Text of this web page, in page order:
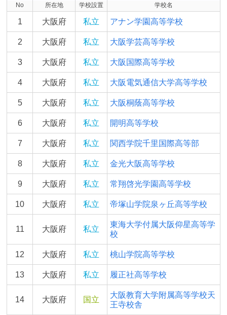
No 所在地 学校設置 学校名
1 大阪府 私立 アナン学園高等学校
2 大阪府 私立 大阪学芸高等学校
3 大阪府 私立 大阪国際高等学校
4 大阪府 私立 大阪電気通信大学高等学校
5 大阪府 私立 大阪桐蔭高等学校
6 大阪府 私立 開明高等学校
7 大阪府 私立 関西学院千里国際高等部
8 大阪府 私立 金光大阪高等学校
9 大阪府 私立 常翔啓光学園高等学校
10 大阪府 私立 帝塚山学院泉ヶ丘高等学校
11 大阪府 私立
東海大学付属大阪仰星高等学
校
12 大阪府 私立 桃山学院高等学校
13 大阪府 私立 履正社高等学校
14 大阪府 国立
大阪教育大学附属高等学校天
王寺校舎